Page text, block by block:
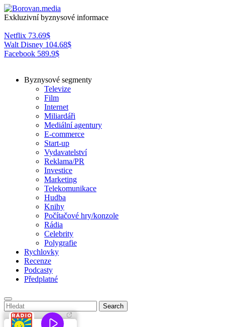
Exkluzivní byznysové informace
Netflix 73.69$
Walt Disney 104.68$
Facebook 589.9$
Byznysové segmenty
Televize
Film
Internet
Miliardáři
Mediální agentury
E-commerce
Start-up
Vydavatelství
Reklama/PR
Investice
Marketing
Telekomunikace
Hudba
Knihy
Počítačové hry/konzole
Rádia
Celebrity
Polygrafie
Rychlovky
Recenze
Podcasty
Předplatné